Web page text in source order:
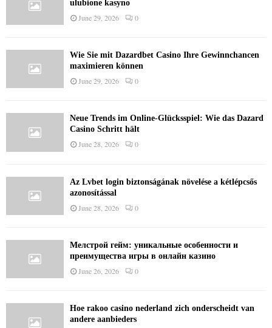
ulubione kasyno
June 29, 2026 0
Wie Sie mit Dazardbet Casino Ihre Gewinnchancen
maximieren können
June 29, 2026 0
Neue Trends im Online-Glücksspiel: Wie das Dazard
Casino Schritt hält
June 28, 2026 0
Az Lvbet login biztonságának növelése a kétlépcsős
azonosítással
June 28, 2026 0
Мелстрой гейм: уникальные особенности и
преимущества игры в онлайн казино
June 26, 2026 0
Hoe rakoo casino nederland zich onderscheidt van
andere aanbieders